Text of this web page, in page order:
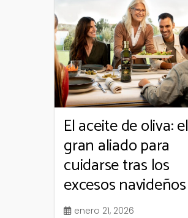
El aceite de oliva: el
gran aliado para
cuidarse tras los
excesos navideños
enero 21, 2026